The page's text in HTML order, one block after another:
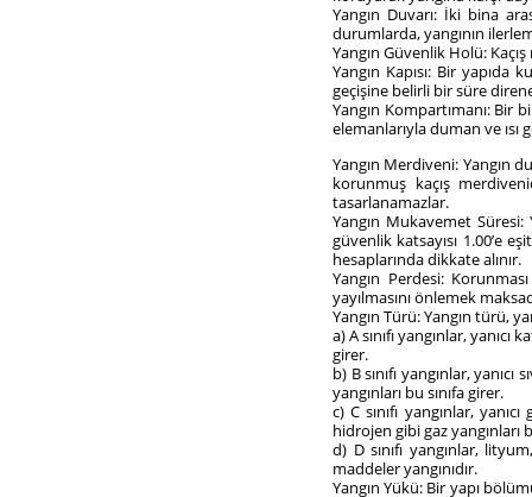
Yangın Duvarı: İki bina
durumlarda, yangının
Yangın Güvenlik Holü:
Yangın Kapısı: Bir yapıda
geçişine belirli bir süre
Yangın Kompartımanı: Bir
elemanlarıyla duman ve
Yangın Merdiveni: Yangın
korunmuş kaçış
tasarlanamazlar.
Yangın Mukavemet
güvenlik katsayısı 1.00’e
hesaplarında dikkate alınır.
Yangın Perdesi:
yayılmasını önlemek
Yangın Türü: Yangın türü,
a) A sınıfı yangınlar,
girer.
b) B sınıfı yangınlar,
yangınları bu sınıfa girer.
c) C sınıfı yangınlar,
hidrojen gibi gaz yangınları
d) D sınıfı yangınlar,
maddeler yangınıdır.
Yangın Yükü: Bir yapı